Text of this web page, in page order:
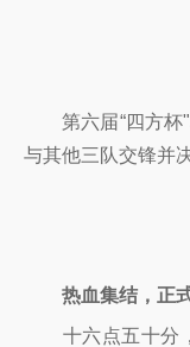
第六届“四方杯"
与其他三队交锋并
热血集结，正
十六点五十分，